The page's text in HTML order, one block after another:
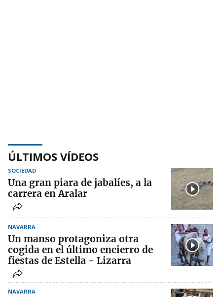
ÚLTIMOS VÍDEOS
SOCIEDAD
Una gran piara de jabalíes, a la
carrera en Aralar
NAVARRA
Un manso protagoniza otra
cogida en el último encierro de
fiestas de Estella - Lizarra
NAVARRA